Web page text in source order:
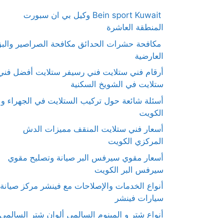
Bein sport Kuwait وكيل بي ان سبورت
المنطقة العاشرة
مكافحة حشرات الحدائق مكافحة الصراصير
العارضية
أرقام فني ستلايت فني رسيفر ستلايت أفضل
ستلايت في الشويخ السكنية
أسئلة شائعة حول تركيب الستلايت في الجهراء و
الكويت
أسعار فني ستلايت المنقف مميزات الدش
المركزي الكويت
أسعار مقوي سيرفس البر صيانة وتصليح مقوي
سيرفس البر الكويت
أنواع الخدمات والإصلاحات مع فينشر مركز صيانة
سيارات فينشر
أنواع شتر و المينوم السالمي ألوان شتر السالمي